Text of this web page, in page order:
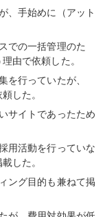
、手始めに（アット
での一括管理のた
由で依頼した。
を行っていたが、
した。
サイトであったため
用活動を行っていな
した。
ング目的も兼ねて掲